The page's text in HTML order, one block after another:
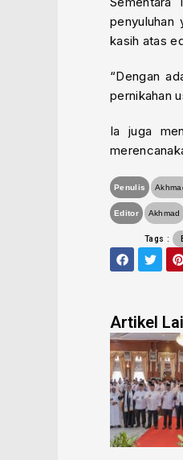
penyuluhan
kasih atas
“Dengan
pernikahan
Ia juga
Penulis
Editor Akhmad
Tags :
F
a
o
o
k
T
w
e
r
i
r
e
s
t
Artikel